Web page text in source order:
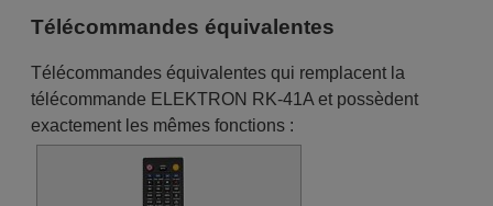
Télécommandes équivalentes
Télécommandes équivalentes qui remplacent la
télécommande ELEKTRON RK-41A et possèdent
exactement les mêmes fonctions :